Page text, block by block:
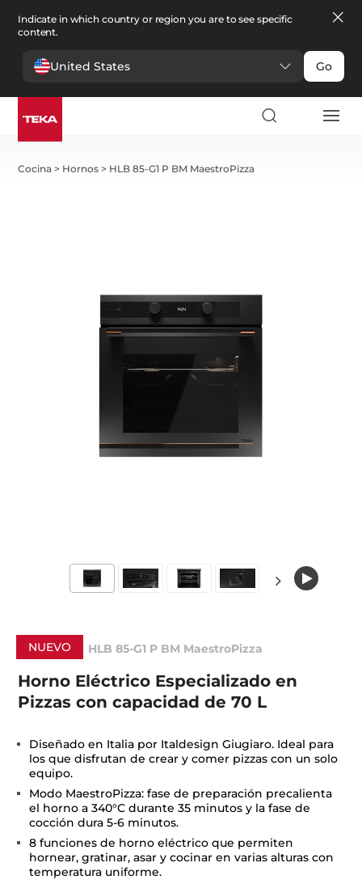
Indicate in which country or region you are to see specific
content.
United States Go
Cocina > Hornos > HLB 85-G1 P BM MaestroPizza
NUEVO HLB 85-G1 P BM MaestroPizza
Horno Eléctrico Especializado en
Pizzas con capacidad de 70 L
Diseñado en Italia por Italdesign Giugiaro. Ideal para
los que disfrutan de crear y comer pizzas con un solo
equipo.
Modo MaestroPizza: fase de preparación precalienta
el horno a 340°C durante 35 minutos y la fase de
cocción dura 5-6 minutos.
8 funciones de horno eléctrico que permiten
hornear, gratinar, asar y cocinar en varias alturas con
temperatura uniforme.